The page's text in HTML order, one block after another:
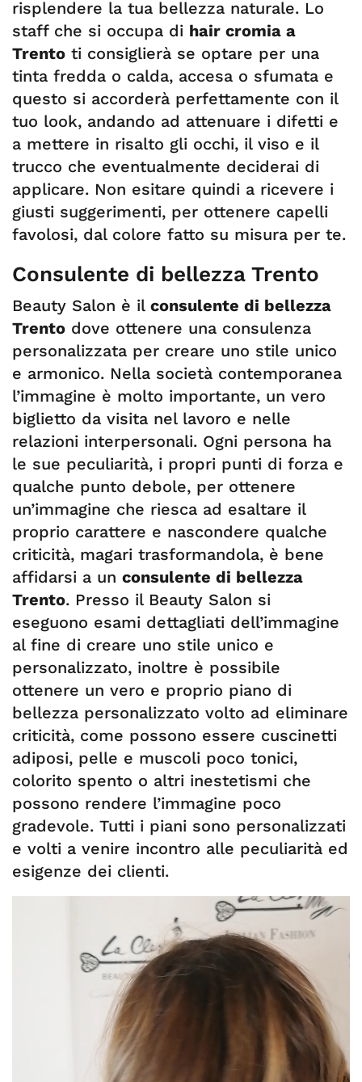
risplendere la tua bellezza naturale. Lo
staff che si occupa di hair cromia a
Trento ti consiglierà se optare per una
tinta fredda o calda, accesa o sfumata e
questo si accorderà perfettamente con il
tuo look, andando ad attenuare i difetti e
a mettere in risalto gli occhi, il viso e il
trucco che eventualmente deciderai di
applicare. Non esitare quindi a ricevere i
giusti suggerimenti, per ottenere capelli
favolosi, dal colore fatto su misura per te.
Consulente di bellezza Trento
Beauty Salon è il consulente di bellezza
Trento dove ottenere una consulenza
personalizzata per creare uno stile unico
e armonico. Nella società contemporanea
l’immagine è molto importante, un vero
biglietto da visita nel lavoro e nelle
relazioni interpersonali. Ogni persona ha
le sue peculiarità, i propri punti di forza e
qualche punto debole, per ottenere
un’immagine che riesca ad esaltare il
proprio carattere e nascondere qualche
criticità, magari trasformandola, è bene
affidarsi a un consulente di bellezza
Trento. Presso il Beauty Salon si
eseguono esami dettagliati dell’immagine
al fine di creare uno stile unico e
personalizzato, inoltre è possibile
ottenere un vero e proprio piano di
bellezza personalizzato volto ad eliminare
criticità, come possono essere cuscinetti
adiposi, pelle e muscoli poco tonici,
colorito spento o altri inestetismi che
possono rendere l’immagine poco
gradevole. Tutti i piani sono personalizzati
e volti a venire incontro alle peculiarità ed
esigenze dei clienti.